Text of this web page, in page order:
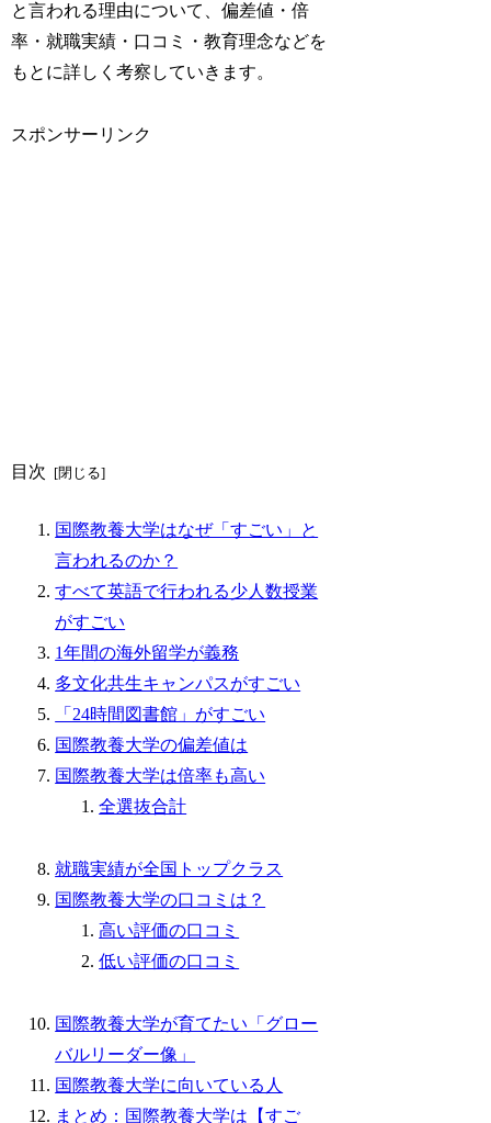
と言われる理由について、偏差値・倍
率・就職実績・口コミ・教育理念などを
もとに詳しく考察していきます。
スポンサーリンク
目次
国際教養大学はなぜ「すごい」と
言われるのか？
すべて英語で行われる少人数授業
がすごい
1年間の海外留学が義務
多文化共生キャンパスがすごい
「24時間図書館」がすごい
国際教養大学の偏差値は
国際教養大学は倍率も高い
全選抜合計
就職実績が全国トップクラス
国際教養大学の口コミは？
高い評価の口コミ
低い評価の口コミ
国際教養大学が育てたい「グロー
バルリーダー像」
国際教養大学に向いている人
まとめ：国際教養大学は【すご